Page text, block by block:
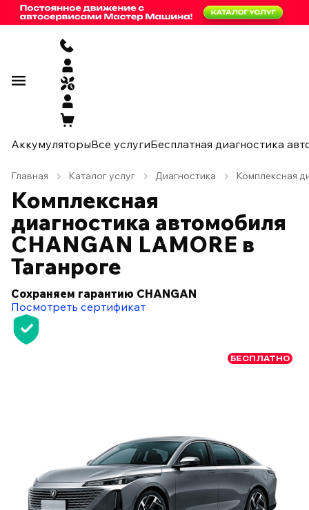
АккумуляторыВсе услугиБесплатная диагностика
Главная Каталог услуг Диагностика Комплексная
Комплексная
диагностика автомобиля
CHANGAN LAMORE в
Таганроге
Сохраняем гарантию CHANGAN
Посмотреть сертификат
БЕСПЛАТНО